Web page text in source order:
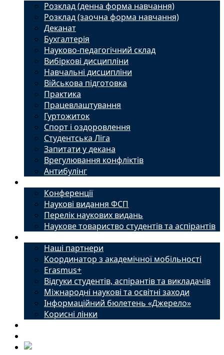
Розклад (денна форма навчання)
Розклад (заочна форма навчання)
Деканат
Бухгалтерія
Науково-педагогічний склад
Вибіркові дисципліни
Навчальні дисципліни
Військова підготовка
Практика
Працевлаштування
Гуртожиток
Спорт і оздоровлення
Студентська Ліга
Запитати у декана
Врегулювання конфліктів
Антибулінг
Конференції
Наукові видання ФСП
Перелік наукових видань
Наукове товариство студентів та аспірантів
Наші партнери
Координатор з академічної мобільності
Erasmus+
Відгуки студентів, аспірантів та викладачів
Міжнародні наукові та освітні заходи
Інформаційний бюлетень «Джерело»
Корисні лінки